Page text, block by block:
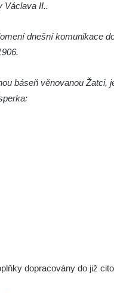
Václava II..
dnešní komunikace
báseň věnovanou Žatci,
dopracovány do již